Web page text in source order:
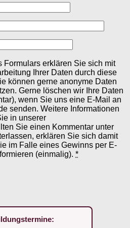
Formulars erklären Sie sich mit
Ihrer Daten durch diese
können gerne anonyme Daten
Gerne löschen wir Ihre Daten
wenn Sie uns eine E-Mail an
senden. Weitere Informationen
in unserer
Sie einen Kommentar unter
erklären Sie sich damit
im Falle eines Gewinns per E-
(einmalig). *